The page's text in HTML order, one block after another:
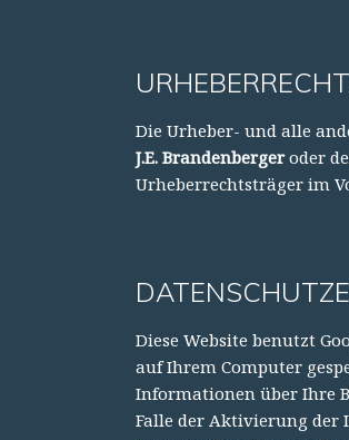
Die Urheber- und alle
J.E. Brandenbergeroder
Urheberrechtsträger im
Diese Website benutzt
auf Ihrem Computer
Informationen über Ihre
Falle der Aktivierung der